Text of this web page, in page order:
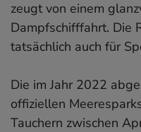
zeugt von einem
Dampfschifffahrt. Die
tatsächlich auch für
Die im Jahr 2022
offiziellen
Tauchern zwischen